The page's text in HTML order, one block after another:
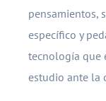
pensamientos,
específico y
tecnología que
estudio ante la